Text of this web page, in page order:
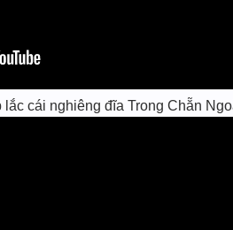
cái nghiêng đĩa Trong Chẵn